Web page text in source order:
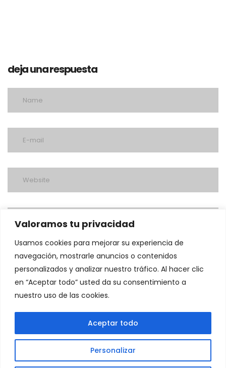
Valoramos tu privacidad
Usamos cookies para mejorar su experiencia de
navegación, mostrarle anuncios o contenidos
personalizados y analizar nuestro tráfico. Al hacer clic
en “Aceptar todo” usted da su consentimiento a
nuestro uso de las cookies.
Personalizar
Aceptar todo
deja una respuesta
post a comment